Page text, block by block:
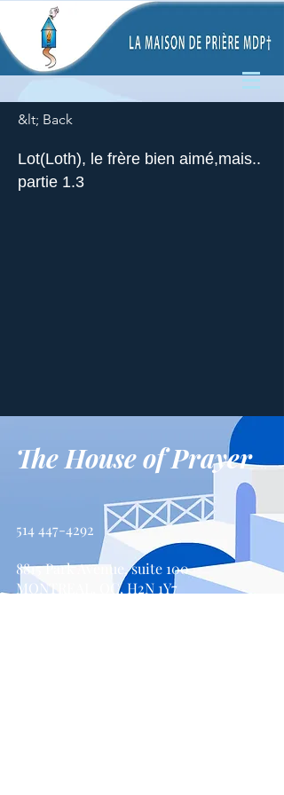
&lt; Back
Lot(Loth), le frère bien aimé,mais..
partie 1.3
The House of Prayer
514 447-4292
8815 Park Avenue, suite 100
MONTREAL, QC, H2N 1Y7